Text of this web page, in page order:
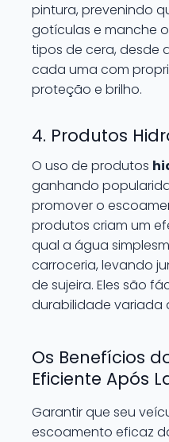
pintura, prevenindo
gotículas e manche o
tipos de cera, desde
cada uma com
proteção e brilho.
4. Produtos
O uso de produtos
ganhando
promover o
produtos criam um
qual a água
carroceria, levando
de sujeira. Eles são
durabilidade variada
Os Benefícios
Eficiente Após
Garantir que seu
escoamento eficaz